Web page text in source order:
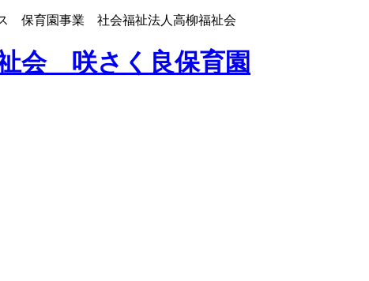
保育園事業 社会福祉法人高柳福祉会